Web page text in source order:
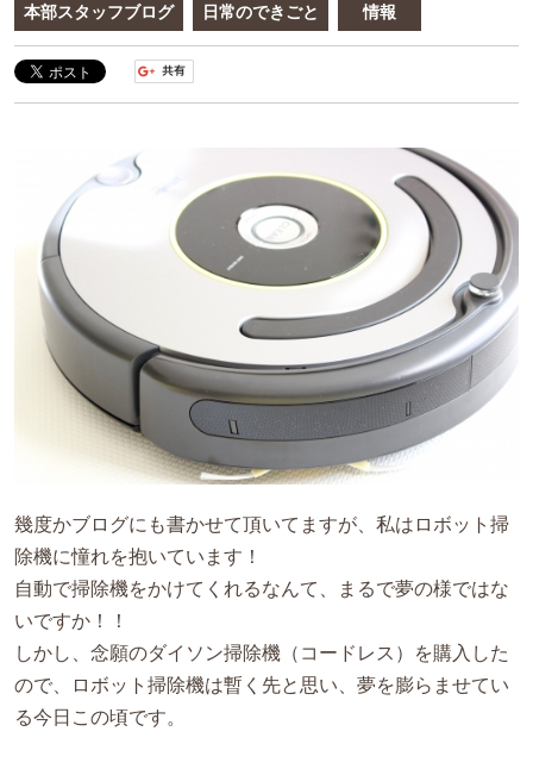
本部スタッフブログ 日常のできごと 情報
幾度かブログにも書かせて頂いてますが、私はロボット掃
除機に憧れを抱いています！
自動で掃除機をかけてくれるなんて、まるで夢の様ではな
いですか！！
しかし、念願のダイソン掃除機（コードレス）を購入した
ので、ロボット掃除機は暫く先と思い、夢を膨らませてい
る今日この頃です。